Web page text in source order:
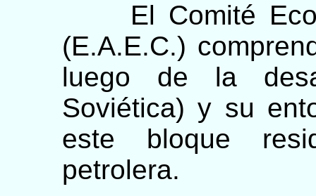
El Comité
(E.A.E.C.)
luego de la
Soviética) y su
este bloque
petrolera.